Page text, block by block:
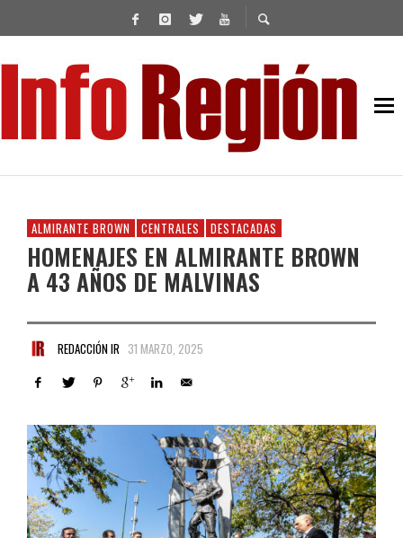
ALMIRANTE BROWN CENTRALES DESTACADAS
HOMENAJES EN ALMIRANTE BROWN
A 43 AÑOS DE MALVINAS
REDACCIÓN IR 31 MARZO, 2025